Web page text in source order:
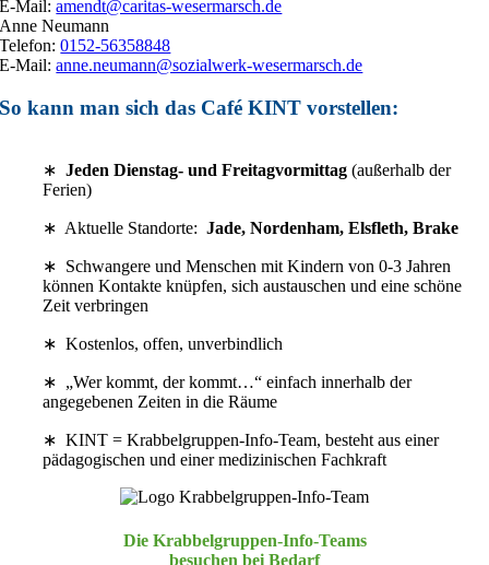
E-Mail:amendt@caritas-wesermarsch.de
Anne Neumann
Telefon:0152-56358848
E-Mail:anne.neumann@sozialwerk-wesermarsch.de
So kann man sich das Café KINT vorstellen:
∗Jeden Dienstag- und Freitagvormittag(außerhalb der
Ferien)
∗ Aktuelle Standorte:Jade, Nordenham, Elsfleth, Brake
∗ Schwangere und Menschen mit Kindern von 0-3 Jahren
können Kontakte knüpfen, sich austauschen und eine schöne
Zeit verbringen
∗ Kostenlos, offen, unverbindlich
∗ „Wer kommt, der kommt…“ einfach innerhalb der
angegebenen Zeiten in die Räume
∗ KINT = Krabbelgruppen-Info-Team, besteht aus einer
pädagogischen und einer medizinischen Fachkraft
Die Krabbelgruppen-Info-Teams
besuchen bei Bedarf